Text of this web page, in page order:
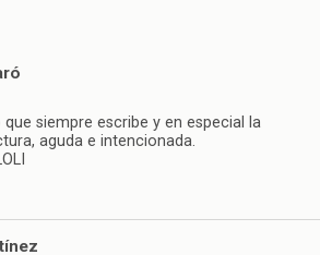
que siempre escribe y en especial la
aguda e intencionada.